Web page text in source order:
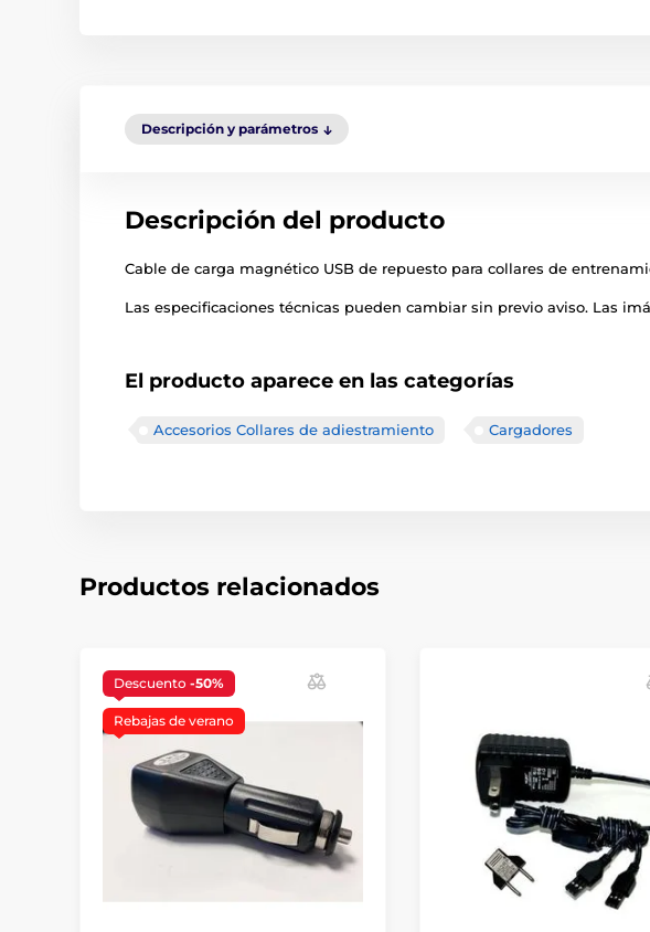
Descripción y parámetros
Descripción del producto
Cable de carga magnético USB de repuesto para collares de
Las especificaciones técnicas pueden cambiar sin previo aviso. Las
El producto aparece en las categorías
Accesorios Collares de adiestramiento Cargadores
Productos relacionados
Descuento -50%
Rebajas de verano